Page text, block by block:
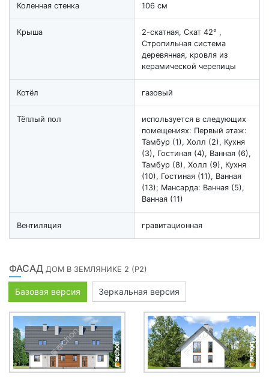
Коленная стенка 106 см
Крыша
2-скатная, Скат 42° ,
Стропильная система
деревянная, кровля из
керамической черепицы
Котёл газовый
Тёплый пол
используется в следующих
помещениях: Первый этаж:
Тамбур (1), Холл (2), Кухня
(3), Гостиная (4), Ванная (6),
Тамбур (8), Холл (9), Кухня
(10), Гостиная (11), Ванная
(13); Мансарда: Ванная (5),
Ванная (11)
Вентиляция гравитационная
ФАСАД ДОМ В ЗЕМЛЯНИКЕ 2 (Р2)
Базовая версия Зеркальная версия